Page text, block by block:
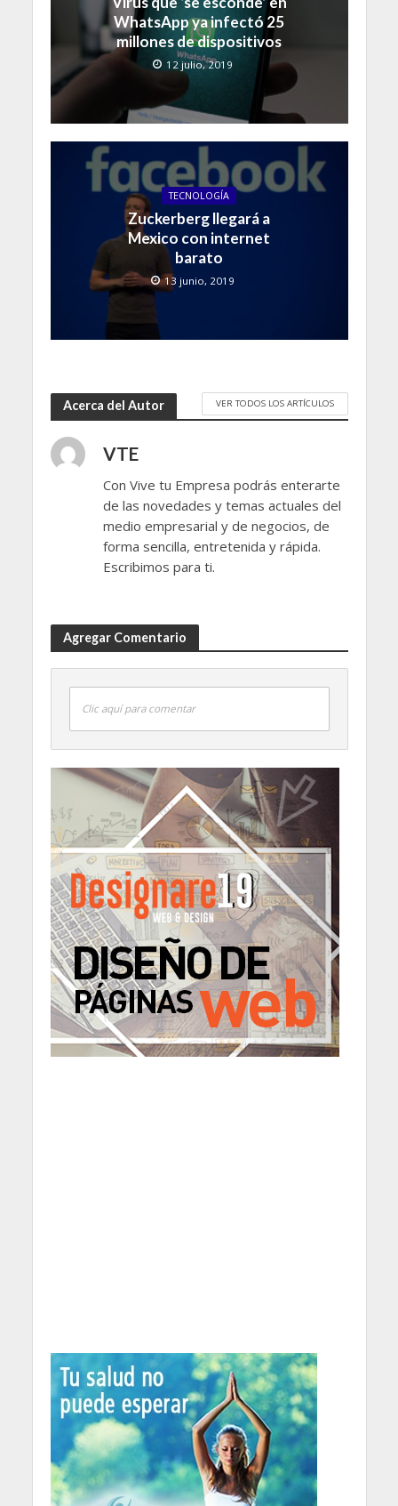
WhatsApp ya infectó 25
millones de dispositivos
12 julio, 2019
TECNOLOGÍA
Zuckerberg llegará a
Mexico con internet
barato
13 junio, 2019
Acerca del Autor VER TODOS LOS ARTÍCULOS
VTE
Con Vive tu Empresa podrás enterarte
de las novedades y temas actuales del
medio empresarial y de negocios, de
forma sencilla, entretenida y rápida.
Escribimos para ti.
Agregar Comentario
Clic aquí para comentar